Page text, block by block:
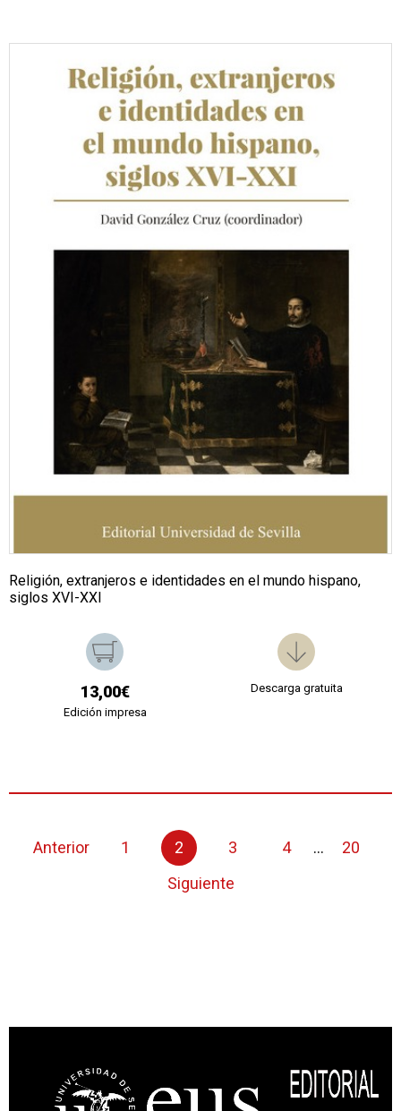
Religión, extranjeros e identidades en el mundo hispano,
siglos XVI-XXI
13,00€
Edición impresa
Descarga gratuita
Anterior 1 2 3 4 ...
20
Siguiente